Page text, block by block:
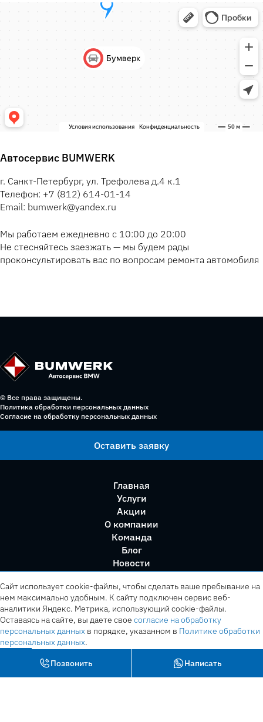
Автосервис BUMWERK
г. Санкт-Петербург, ул. Трефолева д.4 к.1
Телефон: +7 (812) 614-01-14
Email: bumwerk@yandex.ru
Мы работаем ежедневно с 10:00 до 20:00
Не стесняйтесь заезжать — мы будем рады
проконсультировать вас по вопросам ремонта автомобиля
© Все права защищены.
Политика обработки персональных данных
Согласие на обработку персональных данных
Оставить заявку
Главная
Услуги
Акции
О компании
Команда
Блог
Новости
Позвонить Написать
Сайт использует cookie-файлы, чтобы сделать ваше пребывание на
нем максимально удобным. К cайту подключен сервис веб-
аналитики Яндекс. Метрика, использующий cookie-файлы.
Оставаясь на сайте, вы даете свое согласие на обработку
персональных данных в порядке, указанном в Политике обработки
персональных данных.